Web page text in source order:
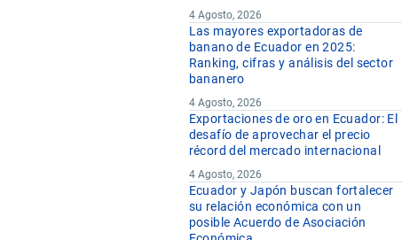
4 Agosto, 2026
Las mayores exportadoras de
banano de Ecuador en 2025:
Ranking, cifras y análisis del sector
bananero
4 Agosto, 2026
Exportaciones de oro en Ecuador: El
desafío de aprovechar el precio
récord del mercado internacional
4 Agosto, 2026
Ecuador y Japón buscan fortalecer
su relación económica con un
posible Acuerdo de Asociación